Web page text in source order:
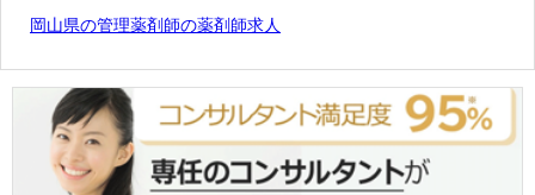
岡山県の管理薬剤師の薬剤師求人